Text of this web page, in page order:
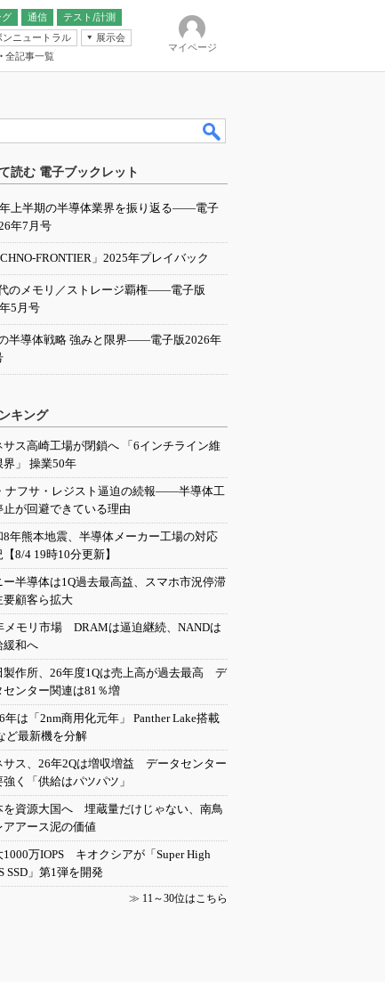
通信
テスト/計測
ンニュートラル
展示会
ーティング
全記事一覧
マイページ
読む 電子ブックレット
上半期の半導体業界を振り返る――電子
年7月号
FRONTIER」2025年プレイバック
のメモリ／ストレージ覇権――電子版
5月号
半導体戦略 強みと限界――電子版2026年
キング
サス高崎工場が閉鎖へ 「6インチライン維
界」 操業50年
ナフサ・レジスト逼迫の続報――半導体工
止が回避できている理由
8年熊本地震、半導体メーカー工場の対応
8/4 19時10分更新】
ー半導体は1Q過去最高益、スマホ市況停滞
要顧客ら拡大
メモリ市場 DRAMは逼迫継続、NANDは
緩和へ
製作所、26年度1Qは売上高が過去最高 デ
センター関連は81％増
年は「2nm商用化元年」 Panther Lake搭載
ど最新機を分解
サス、26年2Qは増収増益 データセンター
強く「供給はパツパツ」
を資源大国へ 埋蔵量だけじゃない、南鳥
アアース泥の価値
1000万IOPS キオクシアが「Super High
SSD」第1弾を開発
≫ 11～30位はこちら